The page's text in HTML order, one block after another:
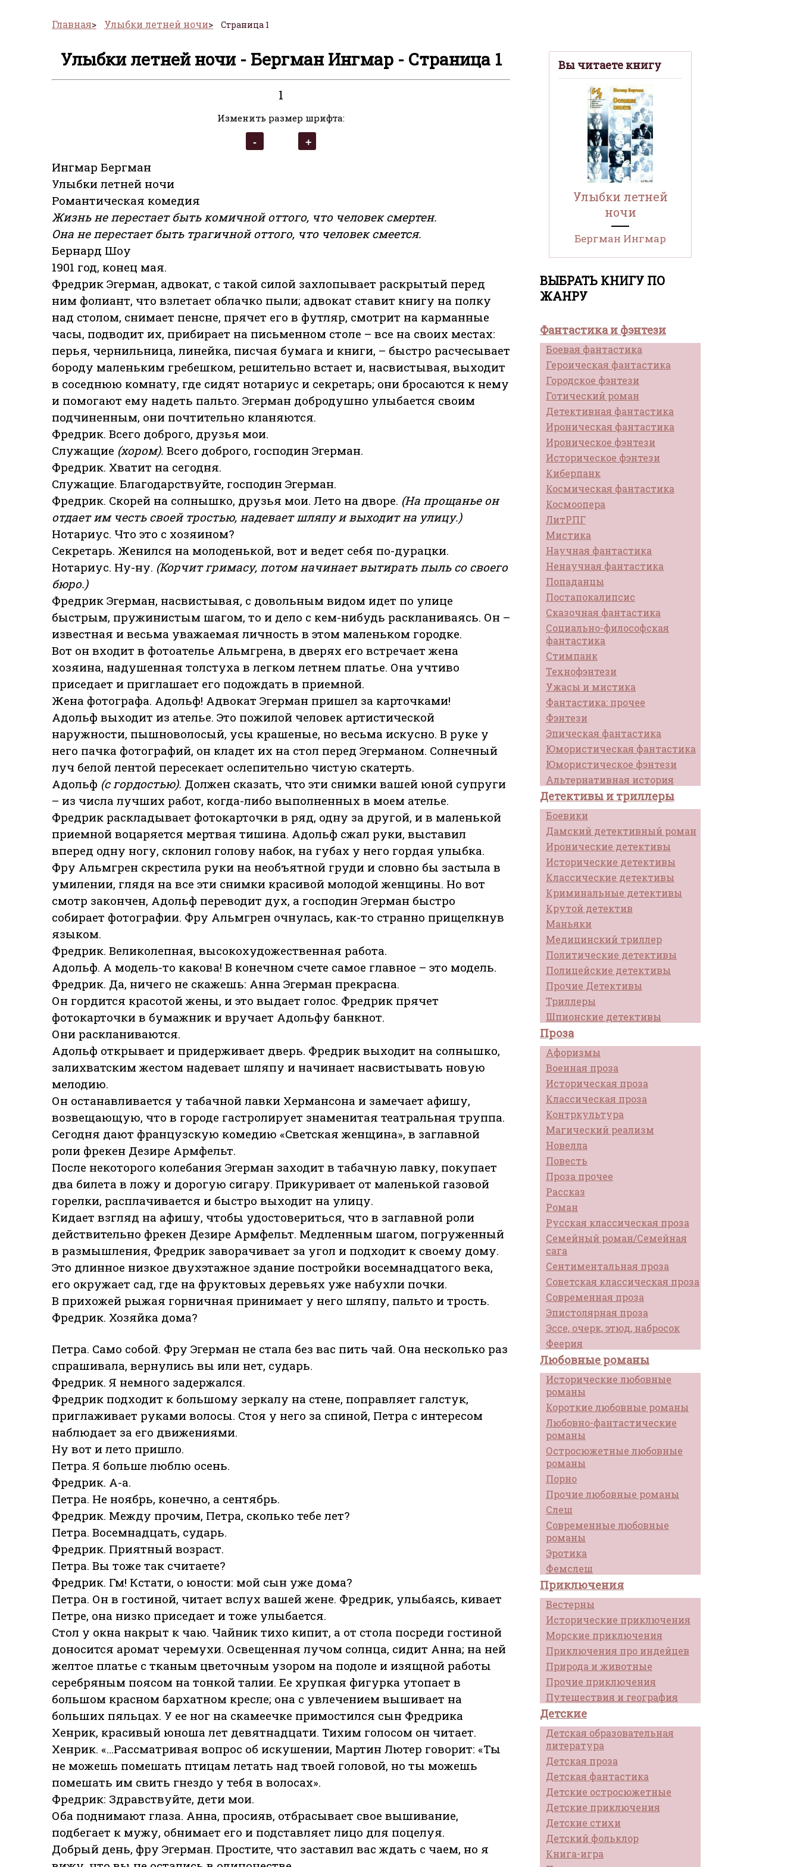
Главная Улыбки летней ночи Страница 1
Вы читаете книгу
Улыбки летней
ночи
Бергман Ингмар
ВЫБРАТЬ КНИГУ ПО
ЖАНРУ
Фантастика и фэнтези
Боевая фантастика
Героическая фантастика
Городское фэнтези
Готический роман
Детективная фантастика
Ироническая фантастика
Ироническое фэнтези
Историческое фэнтези
Киберпанк
Космическая фантастика
Космоопера
ЛитРПГ
Мистика
Научная фантастика
Ненаучная фантастика
Попаданцы
Постапокалипсис
Сказочная фантастика
Социально-философская
фантастика
Стимпанк
Технофэнтези
Ужасы и мистика
Фантастика: прочее
Фэнтези
Эпическая фантастика
Юмористическая фантастика
Юмористическое фэнтези
Альтернативная история
Детективы и триллеры
Боевики
Дамский детективный роман
Иронические детективы
Исторические детективы
Классические детективы
Криминальные детективы
Крутой детектив
Маньяки
Медицинский триллер
Политические детективы
Полицейские детективы
Прочие Детективы
Триллеры
Шпионские детективы
Проза
Афоризмы
Военная проза
Историческая проза
Классическая проза
Контркультура
Магический реализм
Новелла
Повесть
Проза прочее
Рассказ
Роман
Русская классическая проза
Семейный роман/Семейная
сага
Сентиментальная проза
Советская классическая проза
Современная проза
Эпистолярная проза
Эссе, очерк, этюд, набросок
Феерия
Любовные романы
Исторические любовные
романы
Короткие любовные романы
Любовно-фантастические
романы
Остросюжетные любовные
романы
Порно
Прочие любовные романы
Слеш
Современные любовные
романы
Эротика
Фемслеш
Приключения
Вестерны
Исторические приключения
Морские приключения
Приключения про индейцев
Природа и животные
Прочие приключения
Путешествия и география
Детские
Детская образовательная
литература
Детская проза
Детская фантастика
Детские остросюжетные
Детские приключения
Детские стихи
Детский фольклор
Книга-игра
Улыбки летней ночи - Бергман Ингмар - Страница 1
1
Изменить размер шрифта:
Ингмар Бергман
Улыбки летней ночи
Романтическая комедия
Жизнь не перестает быть комичной оттого, что человек смертен.
Она не перестает быть трагичной оттого, что человек смеется.
Бернард Шоу
1901 год, конец мая.
Фредрик Эгерман, адвокат, с такой силой захлопывает раскрытый перед
ним фолиант, что взлетает облачко пыли; адвокат ставит книгу на полку
над столом, снимает пенсне, прячет его в футляр, смотрит на карманные
часы, подводит их, прибирает на письменном столе – все на своих местах:
перья, чернильница, линейка, писчая бумага и книги, – быстро расчесывает
бороду маленьким гребешком, решительно встает и, насвистывая, выходит
в соседнюю комнату, где сидят нотариус и секретарь; они бросаются к нему
и помогают ему надеть пальто. Эгерман добродушно улыбается своим
подчиненным, они почтительно кланяются.
Фредрик. Всего доброго, друзья мои.
Служащие (хором). Всего доброго, господин Эгерман.
Фредрик. Хватит на сегодня.
Служащие. Благодарствуйте, господин Эгерман.
Фредрик. Скорей на солнышко, друзья мои. Лето на дворе. (На прощанье он
отдает им честь своей тростью, надевает шляпу и выходит на улицу.)
Нотариус. Что это с хозяином?
Секретарь. Женился на молоденькой, вот и ведет себя по-дурацки.
Нотариус. Ну-ну. (Корчит гримасу, потом начинает вытирать пыль со своего
бюро.)
Фредрик Эгерман, насвистывая, с довольным видом идет по улице
быстрым, пружинистым шагом, то и дело с кем-нибудь раскланиваясь. Он –
известная и весьма уважаемая личность в этом маленьком городке.
Вот он входит в фотоателье Альмгрена, в дверях его встречает жена
хозяина, надушенная толстуха в легком летнем платье. Она учтиво
приседает и приглашает его подождать в приемной.
Жена фотографа. Адольф! Адвокат Эгерман пришел за карточками!
Адольф выходит из ателье. Это пожилой человек артистической
наружности, пышноволосый, усы крашеные, но весьма искусно. В руке у
него пачка фотографий, он кладет их на стол перед Эгерманом. Солнечный
луч белой лентой пересекает ослепительно чистую скатерть.
Адольф (с гордостью). Должен сказать, что эти снимки вашей юной супруги
– из числа лучших работ, когда-либо выполненных в моем ателье.
Фредрик раскладывает фотокарточки в ряд, одну за другой, и в маленькой
приемной воцаряется мертвая тишина. Адольф сжал руки, выставил
вперед одну ногу, склонил голову набок, на губах у него гордая улыбка.
Фру Альмгрен скрестила руки на необъятной груди и словно бы застыла в
умилении, глядя на все эти снимки красивой молодой женщины. Но вот
смотр закончен, Адольф переводит дух, а господин Эгерман быстро
собирает фотографии. Фру Альмгрен очнулась, как-то странно прищелкнув
языком.
Фредрик. Великолепная, высокохудожественная работа.
Адольф. А модель-то какова! В конечном счете самое главное – это модель.
Фредрик. Да, ничего не скажешь: Анна Эгерман прекрасна.
Он гордится красотой жены, и это выдает голос. Фредрик прячет
фотокарточки в бумажник и вручает Адольфу банкнот.
Они раскланиваются.
Адольф открывает и придерживает дверь. Фредрик выходит на солнышко,
залихватским жестом надевает шляпу и начинает насвистывать новую
мелодию.
Он останавливается у табачной лавки Хермансона и замечает афишу,
возвещающую, что в городе гастролирует знаменитая театральная труппа.
Сегодня дают французскую комедию «Светская женщина», в заглавной
роли фрекен Дезире Армфельт.
После некоторого колебания Эгерман заходит в табачную лавку, покупает
два билета в ложу и дорогую сигару. Прикуривает от маленькой газовой
горелки, расплачивается и быстро выходит на улицу.
Кидает взгляд на афишу, чтобы удостовериться, что в заглавной роли
действительно фрекен Дезире Армфельт. Медленным шагом, погруженный
в размышления, Фредрик заворачивает за угол и подходит к своему дому.
Это длинное низкое двухэтажное здание постройки восемнадцатого века,
его окружает сад, где на фруктовых деревьях уже набухли почки.
В прихожей рыжая горничная принимает у него шляпу, пальто и трость.
Фредрик. Хозяйка дома?
Петра. Само собой. Фру Эгерман не стала без вас пить чай. Она несколько раз
спрашивала, вернулись вы или нет, сударь.
Фредрик. Я немного задержался.
Фредрик подходит к большому зеркалу на стене, поправляет галстук,
приглаживает руками волосы. Стоя у него за спиной, Петра с интересом
наблюдает за его движениями.
Ну вот и лето пришло.
Петра. Я больше люблю осень.
Фредрик. А-а.
Петра. Не ноябрь, конечно, а сентябрь.
Фредрик. Между прочим, Петра, сколько тебе лет?
Петра. Восемнадцать, сударь.
Фредрик. Приятный возраст.
Петра. Вы тоже так считаете?
Фредрик. Гм! Кстати, о юности: мой сын уже дома?
Петра. Он в гостиной, читает вслух вашей жене. Фредрик, улыбаясь, кивает
Петре, она низко приседает и тоже улыбается.
Стол у окна накрыт к чаю. Чайник тихо кипит, а от стола посреди гостиной
доносится аромат черемухи. Освещенная лучом солнца, сидит Анна; на ней
желтое платье с тканым цветочным узором на подоле и изящной работы
серебряным поясом на тонкой талии. Ее хрупкая фигурка утопает в
большом красном бархатном кресле; она с увлечением вышивает на
больших пяльцах. У ее ног на скамеечке примостился сын Фредрика
Хенрик, красивый юноша лет девятнадцати. Тихим голосом он читает.
Хенрик. «…Рассматривая вопрос об искушении, Мартин Лютер говорит: «Ты
не можешь помешать птицам летать над твоей головой, но ты можешь
помешать им свить гнездо у тебя в волосах».
Фредрик: Здравствуйте, дети мои.
Оба поднимают глаза. Анна, просияв, отбрасывает свое вышивание,
подбегает к мужу, обнимает его и подставляет лицо для поцелуя.
Добрый день, фру Эгерман. Простите, что заставил вас ждать с чаем, но я